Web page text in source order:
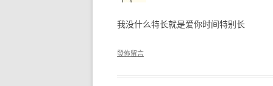
我没什么特长就是爱你时间特别长
發佈留言